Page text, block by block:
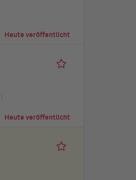
Heute veröffentlicht
Heute veröffentlicht